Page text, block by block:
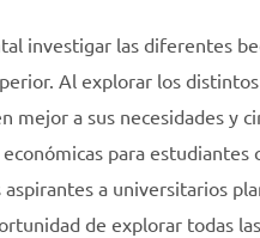
investigar las diferentes
Al explorar los
mejor a sus necesidades y
económicas para
a universitarios
de explorar todas